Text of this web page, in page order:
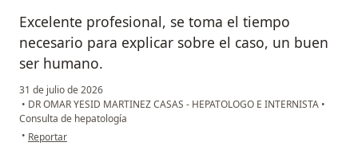
Excelente profesional, se toma el tiempo
necesario para explicar sobre el caso, un buen
ser humano.
31 de julio de 2026
• DR OMAR YESID MARTINEZ CASAS - HEPATOLOGO E INTERNISTA •
Consulta de hepatología
• en opinión del usuario Hernando R
Reportar